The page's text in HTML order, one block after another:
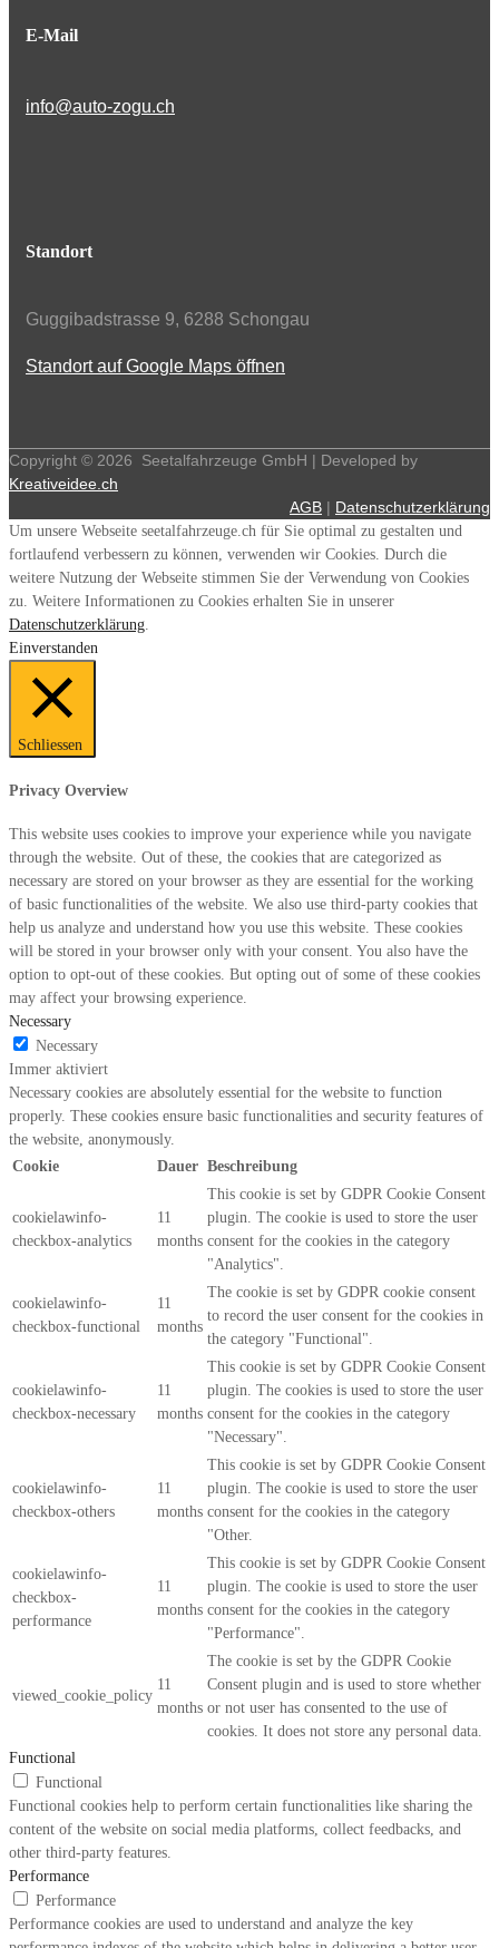
E-Mail
info@auto-zogu.ch
Standort
Guggibadstrasse 9, 6288 Schongau
Standort auf Google Maps öffnen
Copyright © 2026
Seetalfahrzeuge GmbH | Developed by
Kreativeidee.ch
AGB | Datenschutzerklärung
Um unsere Webseite seetalfahrzeuge.ch für Sie optimal zu gestalten und
fortlaufend verbessern zu können, verwenden wir Cookies. Durch die
weitere Nutzung der Webseite stimmen Sie der Verwendung von Cookies
zu. Weitere Informationen zu Cookies erhalten Sie in unserer
Datenschutzerklärung.
Einverstanden
Schliessen
Privacy Overview
This website uses cookies to improve your experience while you navigate
through the website. Out of these, the cookies that are categorized as
necessary are stored on your browser as they are essential for the working
of basic functionalities of the website. We also use third-party cookies that
help us analyze and understand how you use this website. These cookies
will be stored in your browser only with your consent. You also have the
option to opt-out of these cookies. But opting out of some of these cookies
may affect your browsing experience.
Necessary
Necessary
Immer aktiviert
Necessary cookies are absolutely essential for the website to function
properly. These cookies ensure basic functionalities and security features of
the website, anonymously.
Cookie
Dauer Beschreibung
cookielawinfo-
checkbox-analytics
11
months
This cookie is set by GDPR Cookie Consent
plugin. The cookie is used to store the user
consent for the cookies in the category
"Analytics".
cookielawinfo-
checkbox-functional
11
months
The cookie is set by GDPR cookie consent
to record the user consent for the cookies in
the category "Functional".
cookielawinfo-
checkbox-necessary
11
months
This cookie is set by GDPR Cookie Consent
plugin. The cookies is used to store the user
consent for the cookies in the category
"Necessary".
cookielawinfo-
checkbox-others
11
months
This cookie is set by GDPR Cookie Consent
plugin. The cookie is used to store the user
consent for the cookies in the category
"Other.
cookielawinfo-
checkbox-
performance
11
months
This cookie is set by GDPR Cookie Consent
plugin. The cookie is used to store the user
consent for the cookies in the category
"Performance".
viewed_cookie_policy
11
months
The cookie is set by the GDPR Cookie
Consent plugin and is used to store whether
or not user has consented to the use of
cookies. It does not store any personal data.
Functional
Functional
Functional cookies help to perform certain functionalities like sharing the
content of the website on social media platforms, collect feedbacks, and
other third-party features.
Performance
Performance
Performance cookies are used to understand and analyze the key